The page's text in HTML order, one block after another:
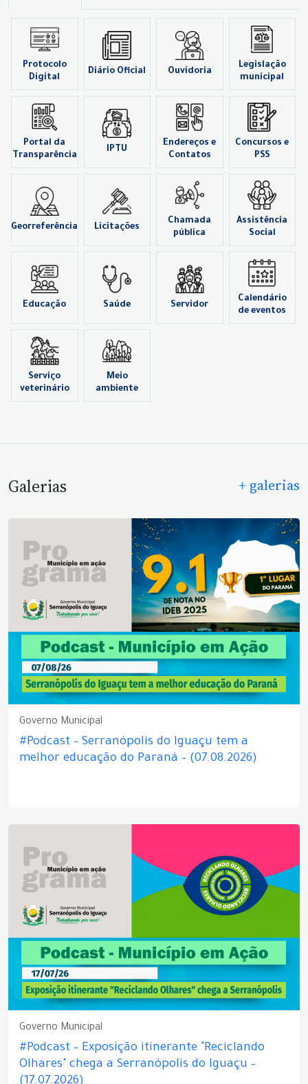
Protocolo
Digital
Diário Oficial Ouvidoria
Legislação
municipal
Portal da
Transparência
IPTU
Endereços e
Contatos
Concursos e
PSS
Georreferência Licitações
Chamada
pública
Assistência
Social
Educação Saúde Servidor
Calendário
de eventos
Serviço
veterinário
Meio
ambiente
Galerias + galerias
Governo Municipal
#Podcast – Serranópolis do Iguaçu tem a
melhor educação do Paraná – (07.08.2026)
Governo Municipal
#Podcast – Exposição itinerante "Reciclando
Olhares" chega a Serranópolis do Iguaçu –